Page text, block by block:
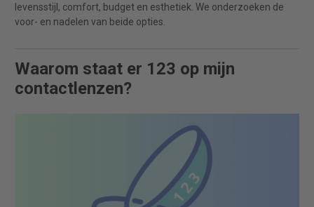
levensstijl, comfort, budget en esthetiek. We onderzoeken de
voor- en nadelen van beide opties.
Waarom staat er 123 op mijn
contactlenzen?